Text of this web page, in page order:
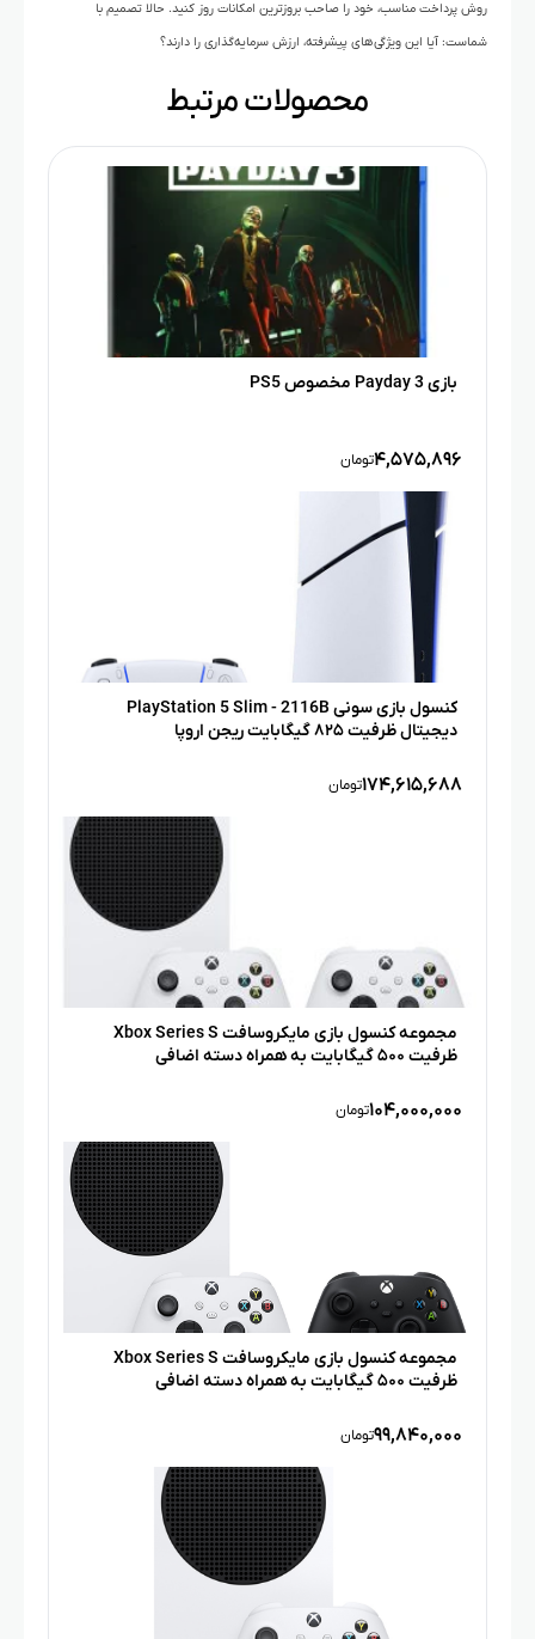
روش پرداخت مناسب، خود را صاحب بروزترین امکانات روز کنید. حالا تصمیم با
شماست: آیا این ویژگی‌های پیشرفته، ارزش سرمایه‌گذاری را دارند؟
محصولات مرتبط
بازی Payday 3 مخصوص PS5
۴,۵۷۵,۸۹۶تومان
کنسول بازی سونی PlayStation 5 Slim - 2116B
دیجیتال ظرفیت ۸۲۵ گیگابایت ریجن اروپا
۱۷۴,۶۱۵,۶۸۸تومان
مجموعه کنسول بازی مایکروسافت Xbox Series S
ظرفیت ۵۰۰ گیگابایت به همراه دسته اضافی
۱۰۴,۰۰۰,۰۰۰تومان
مجموعه کنسول بازی مایکروسافت Xbox Series S
ظرفیت ۵۰۰ گیگابایت به همراه دسته اضافی
۹۹,۸۴۰,۰۰۰تومان